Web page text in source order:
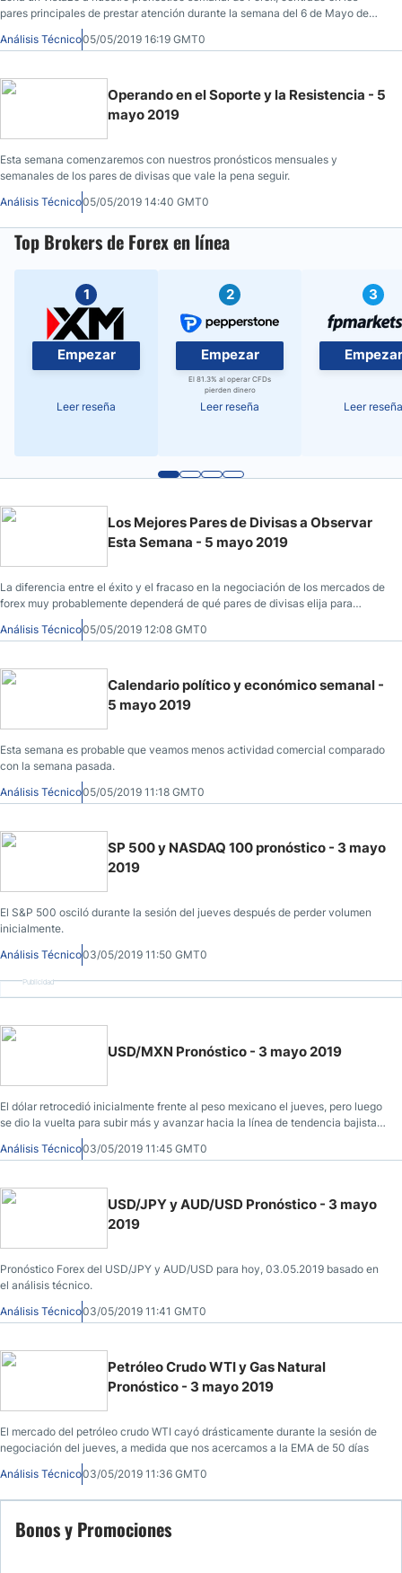
pares principales de prestar atención durante la semana del 6 de Mayo de
Análisis Técnico05/05/2019 16:19 GMT0
Operando en el Soporte y la Resistencia - 5
mayo 2019
Esta semana comenzaremos con nuestros pronósticos mensuales y
semanales de los pares de divisas que vale la pena seguir.
Análisis Técnico05/05/2019 14:40 GMT0
Top Brokers de Forex en línea
1
Empezar
Leer reseña
2
Empezar
El 81.3% al operar CFDs
pierden dinero
Leer reseña
3
Empezar
Leer reseña
Los Mejores Pares de Divisas a Observar
Esta Semana - 5 mayo 2019
La diferencia entre el éxito y el fracaso en la negociación de los mercados de
forex muy probablemente dependerá de qué pares de divisas elija para
negociar cada semana.
Análisis Técnico05/05/2019 12:08 GMT0
Calendario político y económico semanal -
5 mayo 2019
Esta semana es probable que veamos menos actividad comercial comparado
con la semana pasada.
Análisis Técnico05/05/2019 11:18 GMT0
SP 500 y NASDAQ 100 pronóstico - 3 mayo
2019
El S&P 500 osciló durante la sesión del jueves después de perder volumen
inicialmente.
Análisis Técnico03/05/2019 11:50 GMT0
Publicidad
USD/MXN Pronóstico - 3 mayo 2019
El dólar retrocedió inicialmente frente al peso mexicano el jueves, pero luego
se dio la vuelta para subir más y avanzar hacia la línea de tendencia bajista
Análisis Técnico03/05/2019 11:45 GMT0
USD/JPY y AUD/USD Pronóstico - 3 mayo
2019
Pronóstico Forex del USD/JPY y AUD/USD para hoy, 03.05.2019 basado en
el análisis técnico.
Análisis Técnico03/05/2019 11:41 GMT0
Petróleo Crudo WTI y Gas Natural
Pronóstico - 3 mayo 2019
El mercado del petróleo crudo WTI cayó drásticamente durante la sesión de
negociación del jueves, a medida que nos acercamos a la EMA de 50 días
Análisis Técnico03/05/2019 11:36 GMT0
Bonos y Promociones